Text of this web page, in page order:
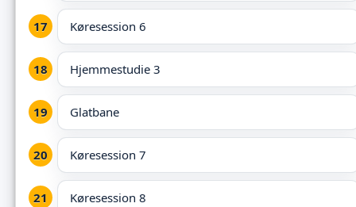
Køresession 6
Hjemmestudie 3
Glatbane
Køresession 7
Køresession 8